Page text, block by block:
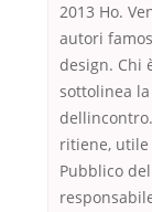
2013 Ho.
autori
design. Chi
sottolinea
ritiene,
Pubblico